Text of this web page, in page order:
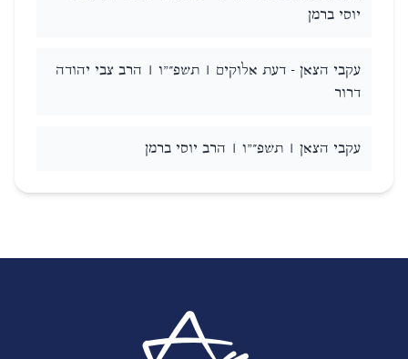
יוסי ברמן
עקבי הצאן - דעת אלוקים | תשפ״"ו | הרב צבי יהודה
דרור
עקבי הצאן | תשפ״"ו | הרב יוסי ברמן